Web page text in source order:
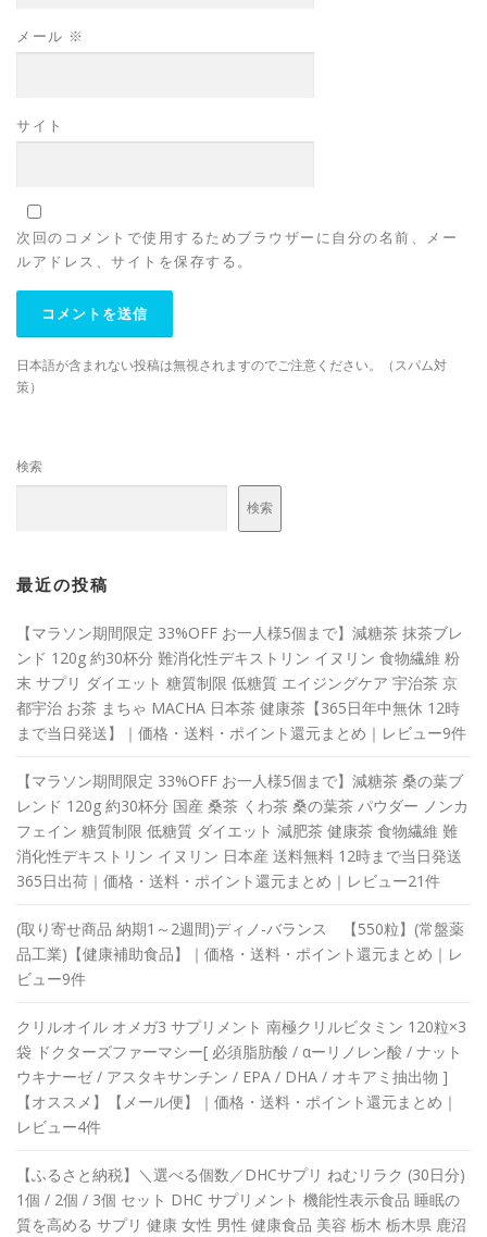
メール ※
サイト
次回のコメントで使用するためブラウザーに自分の名前、メー
ルアドレス、サイトを保存する。
日本語が含まれない投稿は無視されますのでご注意ください。（スパム対
策）
検索
検索
最近の投稿
【マラソン期間限定 33%OFF お一人様5個まで】減糖茶 抹茶ブレ
ンド 120g 約30杯分 難消化性デキストリン イヌリン 食物繊維 粉
末 サプリ ダイエット 糖質制限 低糖質 エイジングケア 宇治茶 京
都宇治 お茶 まちゃ MACHA 日本茶 健康茶【365日年中無休 12時
まで当日発送】｜価格・送料・ポイント還元まとめ｜レビュー9件
【マラソン期間限定 33%OFF お一人様5個まで】減糖茶 桑の葉ブ
レンド 120g 約30杯分 国産 桑茶 くわ茶 桑の葉茶 パウダー ノンカ
フェイン 糖質制限 低糖質 ダイエット 減肥茶 健康茶 食物繊維 難
消化性デキストリン イヌリン 日本産 送料無料 12時まで当日発送
365日出荷｜価格・送料・ポイント還元まとめ｜レビュー21件
(取り寄せ商品 納期1～2週間)ディノ-バランス 【550粒】(常盤薬
品工業)【健康補助食品】｜価格・送料・ポイント還元まとめ｜レ
ビュー9件
クリルオイル オメガ3 サプリメント 南極クリルビタミン 120粒×3
袋 ドクターズファーマシー[ 必須脂肪酸 / αーリノレン酸 / ナット
ウキナーゼ / アスタキサンチン / EPA / DHA / オキアミ抽出物 ]
【オススメ】【メール便】｜価格・送料・ポイント還元まとめ｜
レビュー4件
【ふるさと納税】＼選べる個数／DHCサプリ ねむリラク (30日分)
1個 / 2個 / 3個 セット DHC サプリメント 機能性表示食品 睡眠の
質を高める サプリ 健康 女性 男性 健康食品 美容 栃木 栃木県 鹿沼